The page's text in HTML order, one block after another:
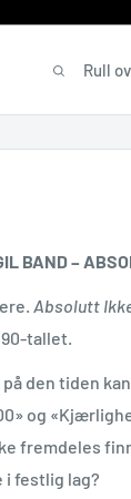
Rull
BAND –
Absolutt
tallet.
den tiden
og
fremdeles
i festlig lag?